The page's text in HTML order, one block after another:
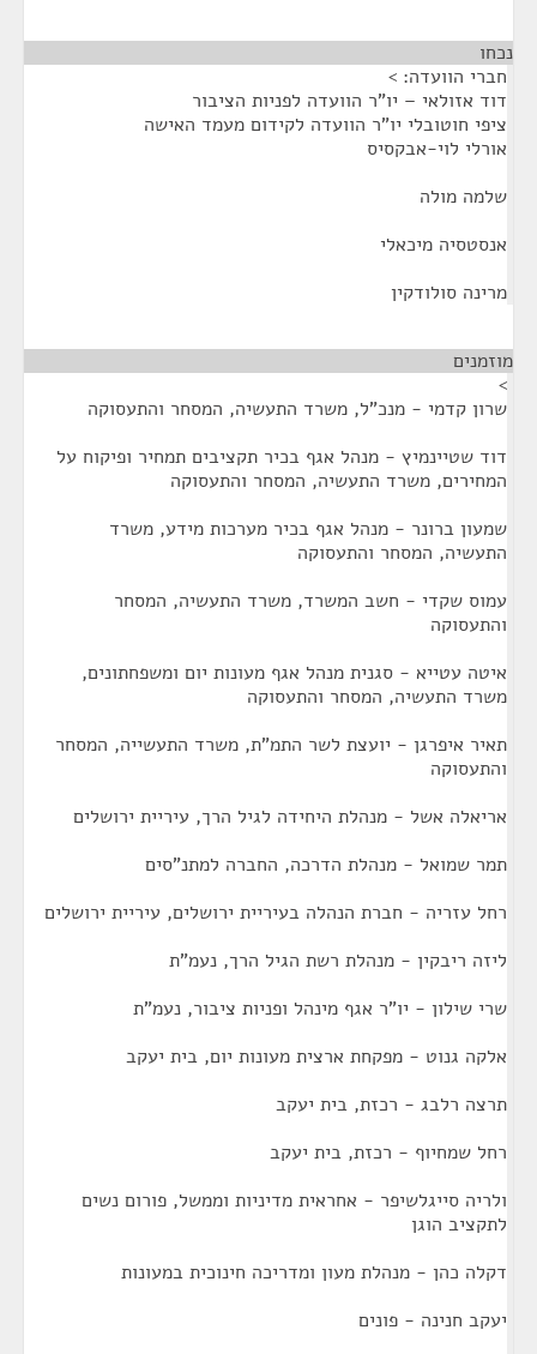
נכחו
חברי הוועדה: >
דוד אזולאי – יו"ר הוועדה לפניות הציבור
ציפי חוטובלי יו"ר הוועדה לקידום מעמד האישה
אורלי לוי-אבקסיס
שלמה מולה
אנסטסיה מיכאלי
מרינה סולודקין
מוזמנים
>
שרון קדמי - מנכ"ל, משרד התעשיה, המסחר והתעסוקה
דוד שטיינמיץ - מנהל אגף בכיר תקציבים תמחיר ופיקוח על
המחירים, משרד התעשיה, המסחר והתעסוקה
שמעון ברונר - מנהל אגף בכיר מערכות מידע, משרד
התעשיה, המסחר והתעסוקה
עמוס שקדי - חשב המשרד, משרד התעשיה, המסחר
והתעסוקה
איטה עטייא - סגנית מנהל אגף מעונות יום ומשפחתונים,
משרד התעשיה, המסחר והתעסוקה
תאיר איפרגן - יועצת לשר התמ"ת, משרד התעשייה, המסחר
והתעסוקה
אריאלה אשל - מנהלת היחידה לגיל הרך, עיריית ירושלים
תמר שמואל - מנהלת הדרכה, החברה למתנ"סים
רחל עזריה - חברת הנהלה בעיריית ירושלים, עיריית ירושלים
ליזה ריבקין - מנהלת רשת הגיל הרך, נעמ"ת
שרי שילון - יו"ר אגף מינהל ופניות ציבור, נעמ"ת
אלקה גנוט - מפקחת ארצית מעונות יום, בית יעקב
תרצה רלבג - רכזת, בית יעקב
רחל שמחיוף - רכזת, בית יעקב
ולריה סייגלשיפר - אחראית מדיניות וממשל, פורום נשים
לתקציב הוגן
דקלה כהן - מנהלת מעון ומדריכה חינוכית במעונות
יעקב חנינה - פונים